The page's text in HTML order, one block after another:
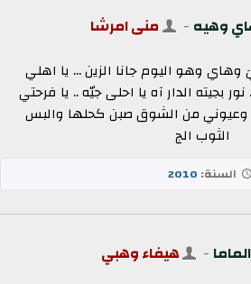
وهيه - منى امرشا
وهو اليوم جانا الزين ... يا اهلي
بجيته الدار آه يا احلى جيّه .. يا فرحتي
وعيوني من الشوق صبن كحلها والبس
الثوب الج
السنة: 2010
- هيفاء وهبي